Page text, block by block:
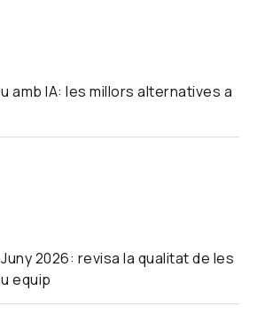
amb IA: les millors alternatives a
2026: revisa la qualitat de les
equip